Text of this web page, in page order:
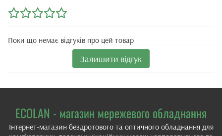
Поки що немає відгуків про цей товар
Залишити відгук
ECOLAN - магазин мережевого обладнання
Інтернет-магазин бездротового та оптичного обладнання для